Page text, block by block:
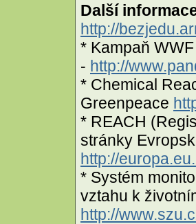
Další
http://
* Kampaň
- http://
* Chemical
Greenpeace
* REACH
stránky
http://
* Systém
vztahu k
http://